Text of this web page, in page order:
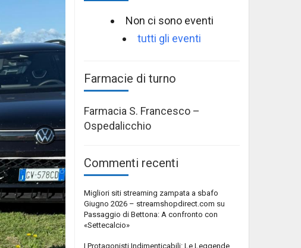
Non ci sono eventi
tutti gli eventi
Farmacie di turno
Farmacia S. Francesco –
Ospedalicchio
Commenti recenti
Migliori siti streaming zampata a sbafo
Giugno 2026 – streamshopdirect.com su
Passaggio di Bettona: A confronto con
«Settecalcio»
I Protagonisti Indimenticabili: Le Leggende